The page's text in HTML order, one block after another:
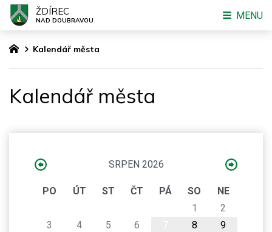
Kalendář města
Kalendář města
SRPEN 2026
PO ÚT ST ČT PÁ SO
NE
1
2
3
4 5 6 8
9
ŽDÍREC
NAD DOUBRAVOU MENU